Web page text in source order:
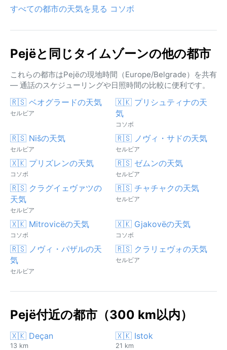
すべての都市の天気を見る コソボ
Pejëと同じタイムゾーンの他の都市
これらの都市はPejëの現地時間（Europe/Belgrade）を共有
— 通話のスケジューリングや日照時間の比較に便利です。
🇷🇸 ベオグラードの天気
セルビア
🇽🇰 プリシュティナの天
気
コソボ
🇷🇸 Nišの天気
セルビア
🇷🇸 ノヴィ・サドの天気
セルビア
🇽🇰 プリズレンの天気
コソボ
🇷🇸 ゼムンの天気
セルビア
🇷🇸 クラグイェヴァツの
天気
セルビア
🇷🇸 チャチャクの天気
セルビア
🇽🇰 Mitrovicëの天気
コソボ
🇽🇰 Gjakovëの天気
コソボ
🇷🇸 ノヴィ・パザルの天
気
セルビア
🇷🇸 クラリェヴォの天気
セルビア
Pejë付近の都市（300 km以内）
🇽🇰 Deçan
13 km
🇽🇰 Istok
21 km